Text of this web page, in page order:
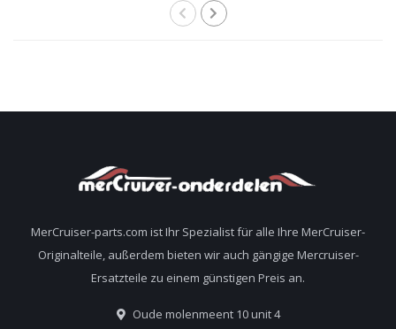
MerCruiser-parts.com ist Ihr Spezialist für alle Ihre MerCruiser-
Originalteile, außerdem bieten wir auch gängige Mercruiser-
Ersatzteile zu einem günstigen Preis an.
Oude molenmeent 10 unit 4